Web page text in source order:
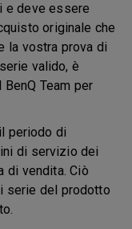
e deve essere
originale che
la vostra prova di
valido, è
Team per
periodo di
di servizio dei
di vendita. Ciò
serie del prodotto